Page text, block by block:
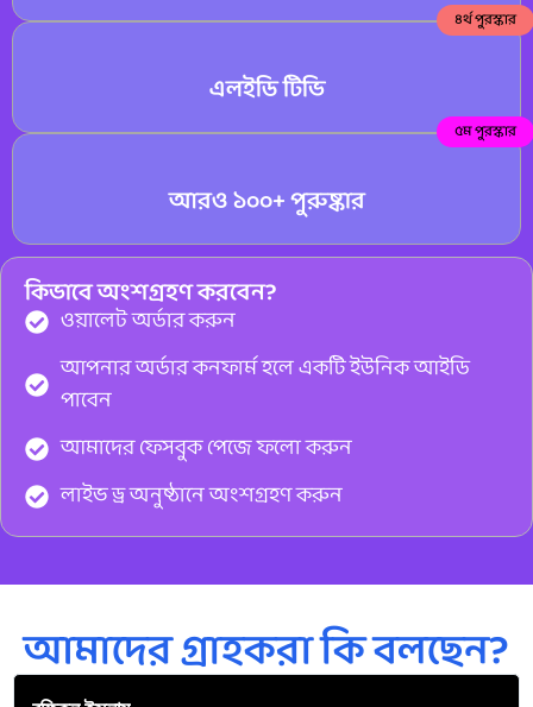
৪র্থ পুরস্কার
এলইডি টিভি
৫ম পুরস্কার
আরও ১০০+ পুরুষ্কার
কিভাবে অংশগ্রহণ করবেন?
ওয়ালেট অর্ডার করুন
আপনার অর্ডার কনফার্ম হলে একটি ইউনিক আইডি
পাবেন
আমাদের ফেসবুক পেজে ফলো করুন
লাইভ ড্র অনুষ্ঠানে অংশগ্রহণ করুন
আমাদের গ্রাহকরা কি বলছেন?